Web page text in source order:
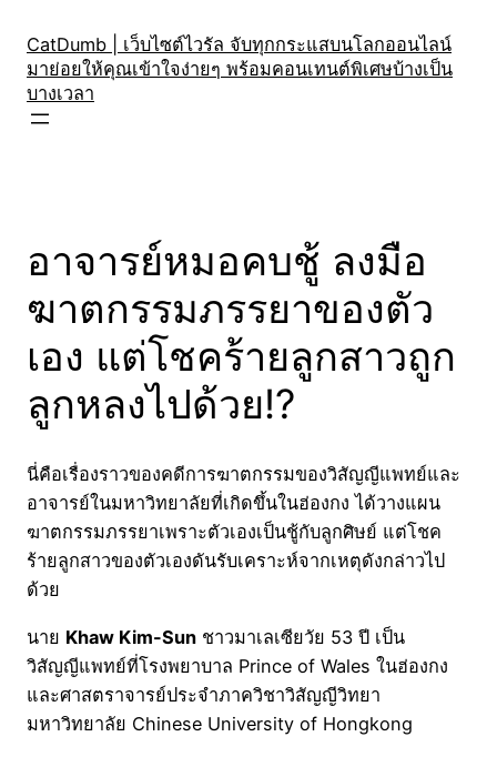
content
CatDumb | เว็บไซต์ไวรัล จับทุกกระแสบนโลกออนไลน์
มาย่อยให้คุณเข้าใจง่ายๆ พร้อมคอนเทนต์พิเศษบ้างเป็น
บางเวลา
อาจารย์หมอคบชู้ ลงมือ
ฆาตกรรมภรรยาของตัว
เอง แต่โชคร้ายลูกสาวถูก
ลูกหลงไปด้วย!?
นี่คือเรื่องราวของคดีการฆาตกรรมของวิสัญญีแพทย์และ
อาจารย์ในมหาวิทยาลัยที่เกิดขึ้นในฮ่องกง ได้วางแผน
ฆาตกรรมภรรยาเพราะตัวเองเป็นชู้กับลูกศิษย์ แต่โชค
ร้ายลูกสาวของตัวเองดันรับเคราะห์จากเหตุดังกล่าวไป
ด้วย
นาย Khaw Kim-Sun ชาวมาเลเซียวัย 53 ปี เป็น
วิสัญญีแพทย์ที่โรงพยาบาล Prince of Wales ในฮ่องกง
และศาสตราจารย์ประจำภาควิชาวิสัญญีวิทยา
มหาวิทยาลัย Chinese University of Hongkong